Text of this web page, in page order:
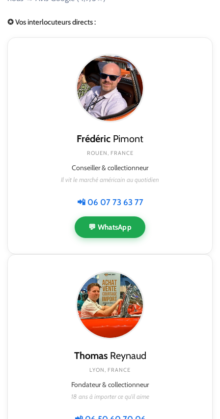
✪ Vos interlocuteurs directs :
Frédéric Pimont
ROUEN, FRANCE
Conseiller & collectionneur
Il vit le marché américain au quotidien
📲 06 07 73 63 77
💬 WhatsApp
ThomasReynaud
LYON, FRANCE
Fondateur & collectionneur
18 ans à importer ce qu'il aime